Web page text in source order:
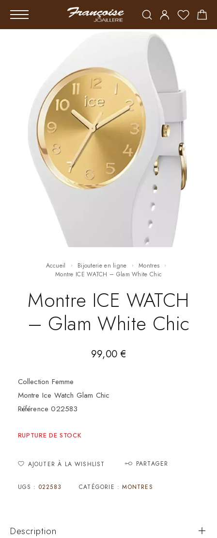
Accueil Bijouterie en ligne
Montres
Montre ICE WATCH – Glam White Chic
Montre ICE WATCH
– Glam White Chic
99,00€
Collection Femme
Montre Ice Watch Glam Chic
Référence 022583
RUPTURE DE STOCK
AJOUTER À LA WISHLIST PARTAGER
UGS : 022583 CATÉGORIE :MONTRES
Description